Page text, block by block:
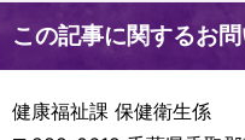
この記事に関するお
健康福祉課 保健衛生係